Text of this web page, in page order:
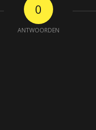
0
ANTWOORDEN